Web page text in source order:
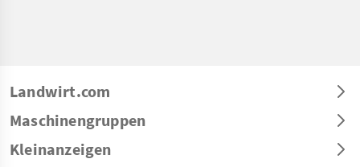
Landwirt.com
Maschinengruppen
Kleinanzeigen